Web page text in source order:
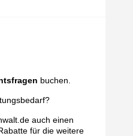
buchen.
auch einen
für die weitere